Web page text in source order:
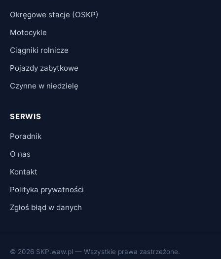
Okręgowe stacje (OSKP)
Motocykle
Ciągniki rolnicze
Pojazdy zabytkowe
Czynne w niedzielę
SERWIS
Poradnik
O nas
Kontakt
Polityka prywatności
Zgłoś błąd w danych
© 2026 SKP.waw.pl — Wszystkie prawa zastrzeżone.